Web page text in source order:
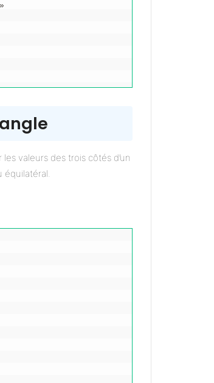
valeurs des trois côtés d’un
équilatéral.